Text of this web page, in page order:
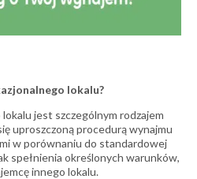
lokalu?
jest szczególnym rodzajem
uproszczoną procedurą wynajmu
w porównaniu do standardowej
spełnienia określonych warunków,
innego lokalu.